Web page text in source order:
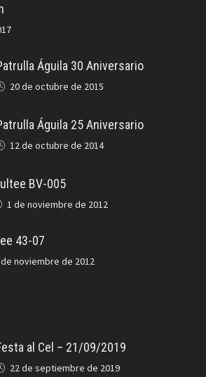
Águila 30 Aniversario
20 de octubre de 2015
Águila 25 Aniversario
12 de octubre de 2014
BV-005
1 de noviembre de 2012
43-07
noviembre de 2012
al Cel – 21/09/2019
22 de septiembre de 2019